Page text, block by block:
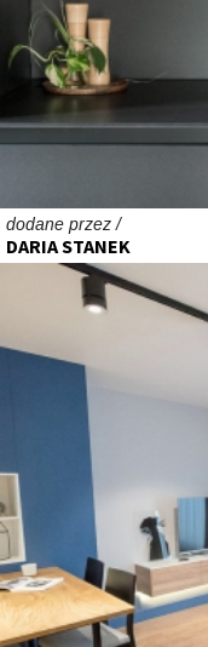
dodane przez /
DARIA STANEK